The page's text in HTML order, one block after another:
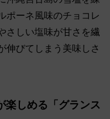
ポーネ風味のチョコレ
さしい塩味が甘さを繊
伸びてしまう美味しさ
楽しめる「グランス